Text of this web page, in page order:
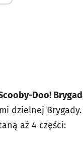
Doo!
dzielnej
aż 4 części: